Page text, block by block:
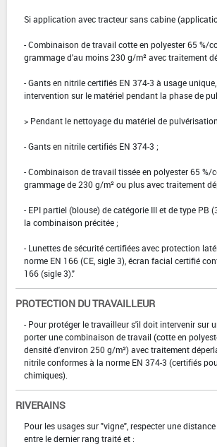
Si application avec tracteur sans cabine
- Combinaison de travail cotte en polyester 65 %/
grammage d'au moins 230 g/m² avec traitement
- Gants en nitrile certifiés EN 374-3 à usage
intervention sur le matériel pendant la phase de
> Pendant le nettoyage du matériel de
- Gants en nitrile certifiés EN 374-3 ;
- Combinaison de travail tissée en polyester 65 %/
grammage de 230 g/m² ou plus avec traitement
- EPI partiel (blouse) de catégorie III et de type PB
la combinaison précitée ;
- Lunettes de sécurité certifiées avec protection
norme EN 166 (CE, sigle 3), écran facial certifié
166 (sigle 3)."
PROTECTION DU TRAVAILLEUR
- Pour protéger le travailleur s'il doit intervenir sur
porter une combinaison de travail (cotte en
densité d'environ 250 g/m²) avec traitement
nitrile conformes à la norme EN 374-3 (certifiés
chimiques).
RIVERAINS
Pour les usages sur "vigne", respecter une
entre le dernier rang traité et :